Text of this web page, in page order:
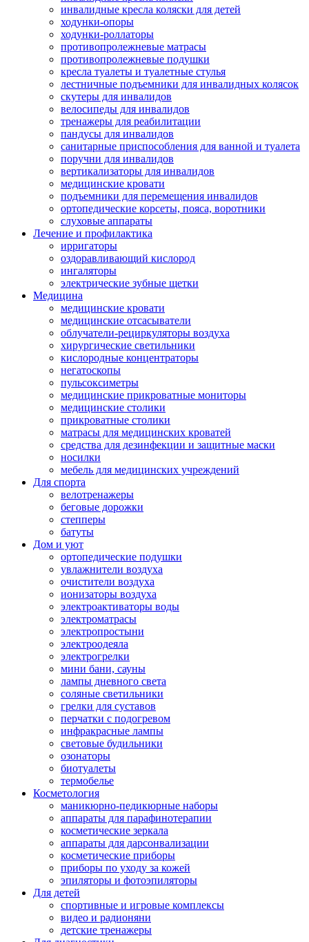
инвалидные кресла коляски для детей
ходунки-опоры
ходунки-роллаторы
противопролежневые матрасы
противопролежневые подушки
кресла туалеты и туалетные стулья
лестничные подъемники для инвалидных колясок
скутеры для инвалидов
велосипеды для инвалидов
тренажеры для реабилитации
пандусы для инвалидов
санитарные приспособления для ванной и туалета
поручни для инвалидов
вертикализаторы для инвалидов
медицинские кровати
подъемники для перемещения инвалидов
ортопедические корсеты, пояса, воротники
слуховые аппараты
Лечение и профилактика
ирригаторы
оздоравливающий кислород
ингаляторы
электрические зубные щетки
Медицина
медицинские кровати
медицинские отсасыватели
облучатели-рециркуляторы воздуха
хирургические светильники
кислородные концентраторы
негатоскопы
пульсоксиметры
медицинские прикроватные мониторы
медицинские столики
прикроватные столики
матрасы для медицинских кроватей
средства для дезинфекции и защитные маски
носилки
мебель для медицинских учреждений
Для спорта
велотренажеры
беговые дорожки
степперы
батуты
Дом и уют
ортопедические подушки
увлажнители воздуха
очистители воздуха
ионизаторы воздуха
электроактиваторы воды
электроматрасы
электропростыни
электроодеяла
электрогрелки
мини бани, сауны
лампы дневного света
соляные светильники
грелки для суставов
перчатки с подогревом
инфракрасные лампы
световые будильники
озонаторы
биотуалеты
термобелье
Косметология
маникюрно-педикюрные наборы
аппараты для парафинотерапии
косметические зеркала
аппараты для дарсонвализации
косметические приборы
приборы по уходу за кожей
эпиляторы и фотоэпиляторы
Для детей
спортивные и игровые комплексы
видео и радионяни
детские тренажеры